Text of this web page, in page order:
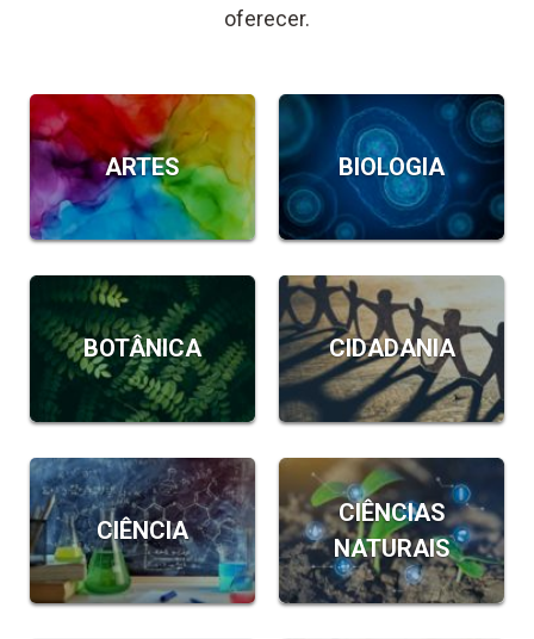
oferecer.
ARTES BIOLOGIA
BOTÂNICA CIDADANIA
CIÊNCIA
CIÊNCIAS
NATURAIS